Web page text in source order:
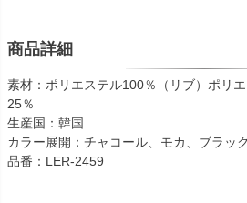
商品詳細
素材：ポリエステル100％（リブ）ポリ
25％
生産国：韓国
カラー展開：チャコール、モカ、ブラック
品番：LER-2459